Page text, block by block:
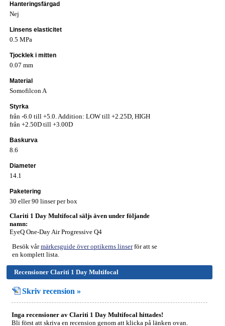
Hanteringsfärgad
Nej
Linsens elasticitet
0.5 MPa
Tjocklek i mitten
0.07 mm
Material
Somofilcon A
Styrka
från -6.0 till +5.0. Addition: LOW till +2.25D, HIGH
från +2.50D till +3.00D
Baskurva
8.6
Diameter
14.1
Paketering
30 eller 90 linser per box
Clariti 1 Day Multifocal säljs även under följande
namn:
EyeQ One-Day Air Progressive Q4
Besök vårmärkesguide över optikerns linserför att se
en komplett lista.
Recensioner Clariti 1 Day Multifocal
Skriv recension »
Inga recensioner av Clariti 1 Day Multifocal hittades!
Bli först att skriva en recension genom att klicka på länken ovan.